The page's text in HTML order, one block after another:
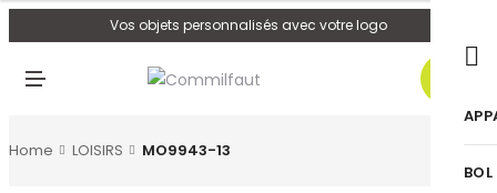
Vos objets personnalisés avec votre logo
U
0
Home LOISIRS MO9943-13
BOL